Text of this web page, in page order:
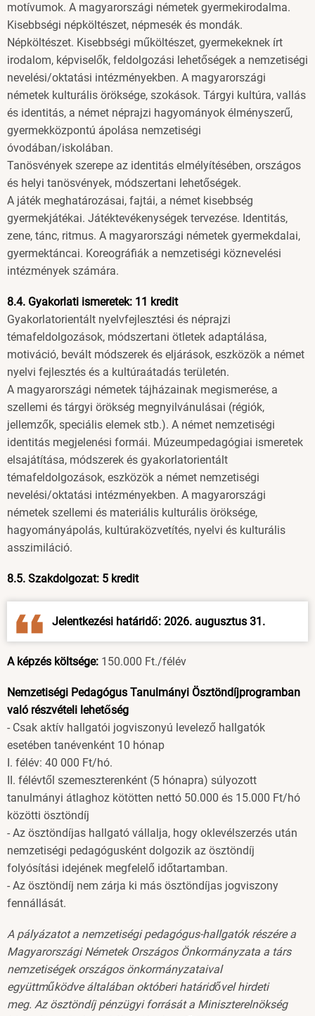
motívumok. A magyarországi németek gyermekirodalma.
Kisebbségi népköltészet, népmesék és mondák.
Népköltészet. Kisebbségi műköltészet, gyermekeknek írt
irodalom, képviselők, feldolgozási lehetőségek a nemzetiségi
nevelési/oktatási intézményekben. A magyarországi
németek kulturális öröksége, szokások. Tárgyi kultúra, vallás
és identitás, a német néprajzi hagyományok élményszerű,
gyermekközpontú ápolása nemzetiségi
óvodában/iskolában.
Tanösvények szerepe az identitás elmélyítésében, országos
és helyi tanösvények, módszertani lehetőségek.
A játék meghatározásai, fajtái, a német kisebbség
gyermekjátékai. Játéktevékenységek tervezése. Identitás,
zene, tánc, ritmus. A magyarországi németek gyermekdalai,
gyermektáncai. Koreográfiák a nemzetiségi köznevelési
intézmények számára.
8.4. Gyakorlati ismeretek: 11 kredit
Gyakorlatorientált nyelvfejlesztési és néprajzi
témafeldolgozások, módszertani ötletek adaptálása,
motiváció, bevált módszerek és eljárások, eszközök a német
nyelvi fejlesztés és a kultúraátadás területén.
A magyarországi németek tájházainak megismerése, a
szellemi és tárgyi örökség megnyilvánulásai (régiók,
jellemzők, speciális elemek stb.). A német nemzetiségi
identitás megjelenési formái. Múzeumpedagógiai ismeretek
elsajátítása, módszerek és gyakorlatorientált
témafeldolgozások, eszközök a német nemzetiségi
nevelési/oktatási intézményekben. A magyarországi
németek szellemi és materiális kulturális öröksége,
hagyományápolás, kultúraközvetítés, nyelvi és kulturális
asszimiláció.
8.5. Szakdolgozat: 5 kredit
Jelentkezési határidő: 2026. augusztus 31.
A képzés költsége: 150.000 Ft./félév
Nemzetiségi Pedagógus Tanulmányi Ösztöndíjprogramban
való részvételi lehetőség
- Csak aktív hallgatói jogviszonyú levelező hallgatók
esetében tanévenként 10 hónap
I. félév: 40 000 Ft/hó.
II. félévtől szemeszterenként (5 hónapra) súlyozott
tanulmányi átlaghoz kötötten nettó 50.000 és 15.000 Ft/hó
közötti ösztöndíj
- Az ösztöndíjas hallgató vállalja, hogy oklevélszerzés után
nemzetiségi pedagógusként dolgozik az ösztöndíj
folyósítási idejének megfelelő időtartamban.
- Az ösztöndíj nem zárja ki más ösztöndíjas jogviszony
fennállását.
A pályázatot a nemzetiségi pedagógus-hallgatók részére a
Magyarországi Németek Országos Önkormányzata a társ
nemzetiségek országos önkormányzataival
együttműködve általában októberi határidővel hirdeti
meg. Az ösztöndíj pénzügyi forrását a Miniszterelnökség